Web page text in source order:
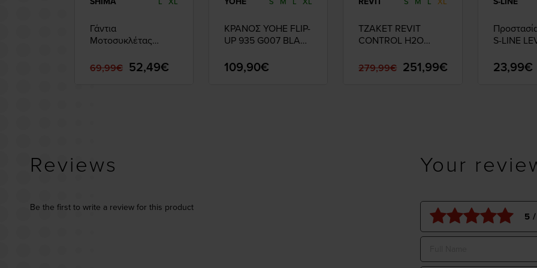
Γάντια
Μοτοσυκλέτας
69,99€ 52,49€
ΚΡΑΝΟΣ YOHE FLIP-
UP 935 G007 BLACK
109,90€
ΤΖΑΚΕΤ REVIT
CONTROL H2O
279,99€ 251,99€
S-LINE
23,99€
Reviews
Be the first to write a review for this product
Your